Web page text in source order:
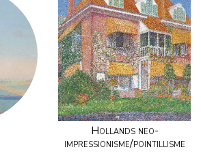
Hollands neo-
impressionisme/pointillisme